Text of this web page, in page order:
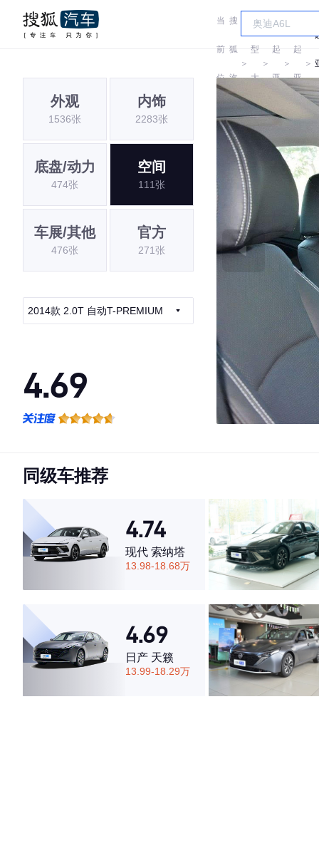
当
前
位
搜
狐
汽
＞
车
型
大
全
＞
起
亚
＞
起
亚
＞
外观
1536张
内饰
2283张
底盘/动力
474张
空间
111张
车展/其他
476张
官方
271张
2014款 2.0T 自动T-PREMIUM
4.69
·空间表现较为优秀，优于78%同级车
同级车推荐
4.74
现代 索纳塔
13.98-18.68万
4.69
日产 天籁
13.99-18.29万